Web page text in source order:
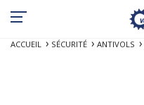
ACCUEIL SÉCURITÉ ANTIVOLS